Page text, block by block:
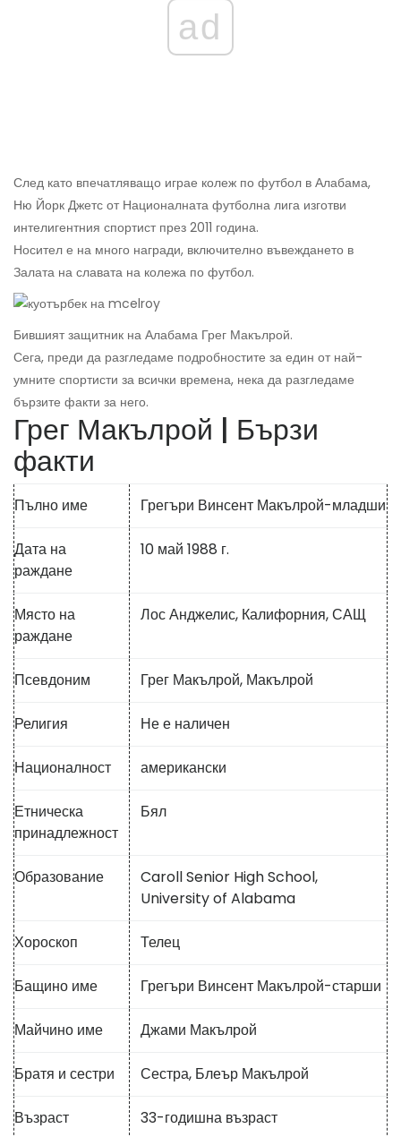
ad
След като впечатляващо играе колеж по футбол в Алабама,
Ню Йорк Джетс от Националната футболна лига изготви
интелигентния спортист през 2011 година.
Носител е на много награди, включително въвеждането в
Залата на славата на колежа по футбол.
Бившият защитник на Алабама Грег Макълрой.
Сега, преди да разгледаме подробностите за един от най-
умните спортисти за всички времена, нека да разгледаме
бързите факти за него.
Грег Макълрой | Бързи
факти
Пълно име Грегъри Винсент Макълрой-младши
Дата на
раждане
10 май 1988 г.
Място на
раждане
Лос Анджелис, Калифорния, САЩ
Псевдоним Грег Макълрой, Макълрой
Религия Не е наличен
Националност американски
Етническа
принадлежност
Бял
Образование
Caroll Senior High School,
University of Alabama
Хороскоп Телец
Бащино име Грегъри Винсент Макълрой-старши
Майчино име Джами Макълрой
Братя и сестри Сестра, Блеър Макълрой
Възраст 33-годишна възраст